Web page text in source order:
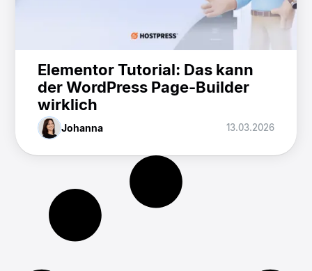
Elementor Tutorial: Das kann
der WordPress Page-Builder
wirklich
Johanna 13.03.2026